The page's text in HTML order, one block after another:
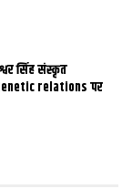
सिंह संस्कृत
genetic relations पर